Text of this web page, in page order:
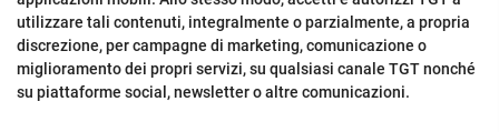
utilizzare tali contenuti, integralmente o parzialmente, a propria
discrezione, per campagne di marketing, comunicazione o
miglioramento dei propri servizi, su qualsiasi canale TGT nonché
su piattaforme social, newsletter o altre comunicazioni.